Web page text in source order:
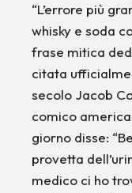
“L’errore più
whisky e soda
frase mitica
citata
secolo Jacob
comico
giorno disse:
provetta
medico ci ho